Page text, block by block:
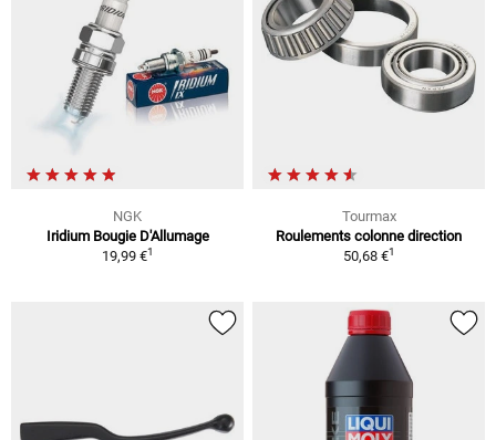
NGK
Iridium Bougie D'Allumage
19,99 €1
Tourmax
Roulements colonne direction
50,68 €1